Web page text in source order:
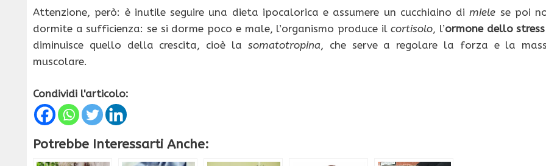
Attenzione, però: è inutile seguire una dieta ipocalorica e assumere un cucchiaino dimiele se poi
dormite a sufficienza: se si dorme poco e male, l’organismo produce ilcortisolo, l’ormone dello stress
diminuisce quello della crescita, cioè la somatotropina, che serve a regolare la forza e la
muscolare.
Condividi l'articolo:
Potrebbe Interessarti Anche: